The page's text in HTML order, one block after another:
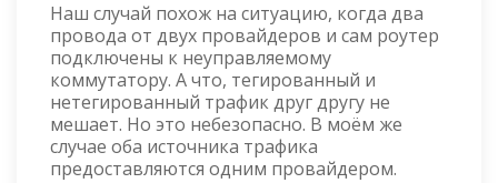
Наш случай похож на ситуацию, когда два
провода от двух провайдеров и сам роутер
подключены к неуправляемому
коммутатору. А что, тегированный и
нетегированный трафик друг другу не
мешает. Но это небезопасно. В моём же
случае оба источника трафика
предоставляются одним провайдером.